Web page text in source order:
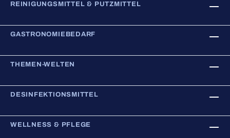
REINIGUNGSMITTEL & PUTZMITTEL
GASTRONOMIEBEDARF
THEMEN-WELTEN
DESINFEKTIONSMITTEL
WELLNESS & PFLEGE